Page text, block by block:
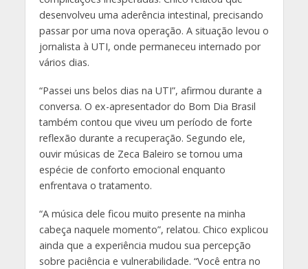
desenvolveu uma aderência intestinal, precisando
passar por uma nova operação. A situação levou o
jornalista à UTI, onde permaneceu internado por
vários dias.
“Passei uns belos dias na UTI”, afirmou durante a
conversa. O ex-apresentador do Bom Dia Brasil
também contou que viveu um período de forte
reflexão durante a recuperação. Segundo ele,
ouvir músicas de Zeca Baleiro se tornou uma
espécie de conforto emocional enquanto
enfrentava o tratamento.
“A música dele ficou muito presente na minha
cabeça naquele momento”, relatou. Chico explicou
ainda que a experiência mudou sua percepção
sobre paciência e vulnerabilidade. “Você entra no